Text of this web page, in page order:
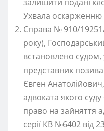
Ухвала оскарженню
Справа № 910/
року),
встановлено судом,
представник
Євген
адвоката якого
право на зайняття
серії КВ №6402 від